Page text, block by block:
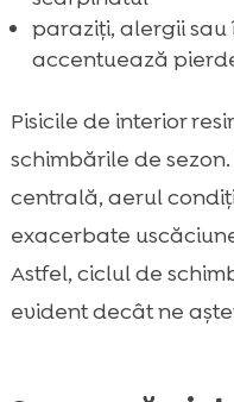
paraziți, alergii
accentuează
Pisicile de interior
schimbările de
centrală, aerul
exacerbate
Astfel, ciclul de
evident decât ne